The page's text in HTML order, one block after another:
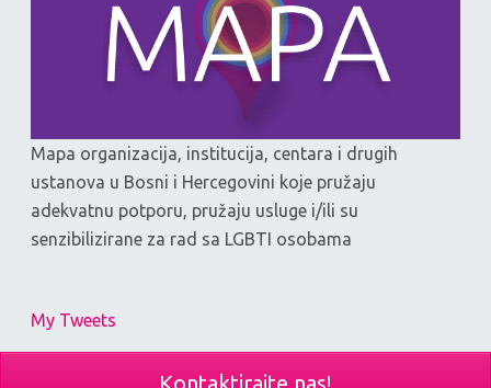
Mapa organizacija, institucija, centara i drugih
ustanova u Bosni i Hercegovini koje pružaju
adekvatnu potporu, pružaju usluge i/ili su
senzibilizirane za rad sa LGBTI osobama
My Tweets